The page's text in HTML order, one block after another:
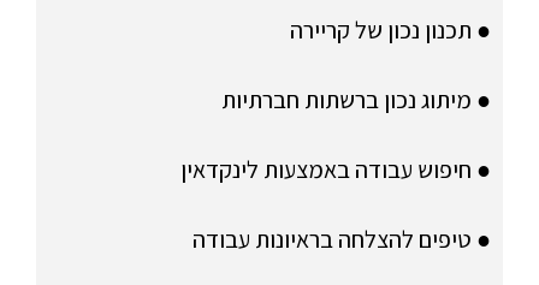
● תכנון נכון של קריירה
● מיתוג נכון ברשתות חברתיות
● חיפוש עבודה באמצעות לינקדאין
● טיפים להצלחה בראיונות עבודה